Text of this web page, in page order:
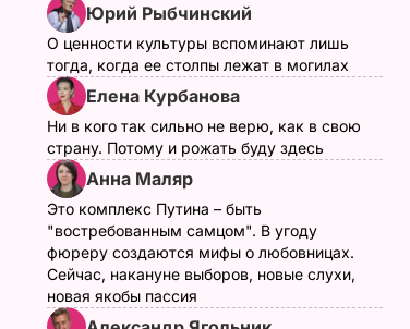
Юрий Рыбчинский
О ценности культуры вспоминают лишь
тогда, когда ее столпы лежат в могилах
Елена Курбанова
Ни в кого так сильно не верю, как в свою
страну. Потому и рожать буду здесь
Анна Маляр
Это комплекс Путина – быть
"востребованным самцом". В угоду
фюреру создаются мифы о любовницах.
Сейчас, накануне выборов, новые слухи,
новая якобы пассия